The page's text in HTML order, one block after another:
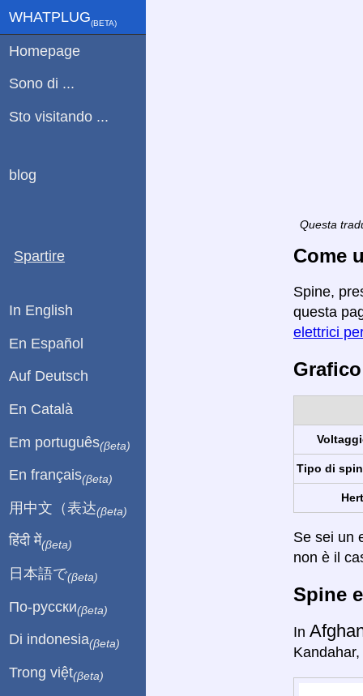
Questa
Come
Spine,
questa
elettrici
Tipo di
Se sei un
non è il
Spine
In
WHATPLUG(ΒETA)
Homepage
Sono di ...
Sto visitando ...
blog
Spartire
In English
En Español
Auf Deutsch
En Català
Em português(βeta)
En français(βeta)
用中文（表达(βeta)
हिंदी में(βeta)
日本語で(βeta)
По-русски(βeta)
Di indonesia(βeta)
Trong việt(βeta)